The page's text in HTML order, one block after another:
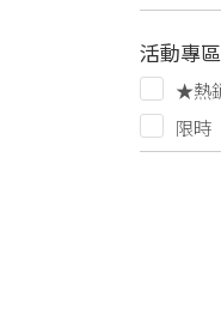
活動專區
★熱
限時